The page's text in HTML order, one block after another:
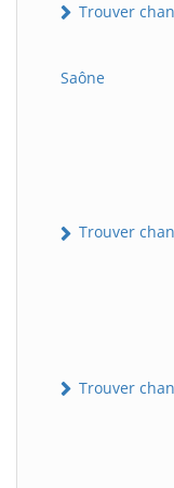
Trouver
Saône
Trouver
Trouver